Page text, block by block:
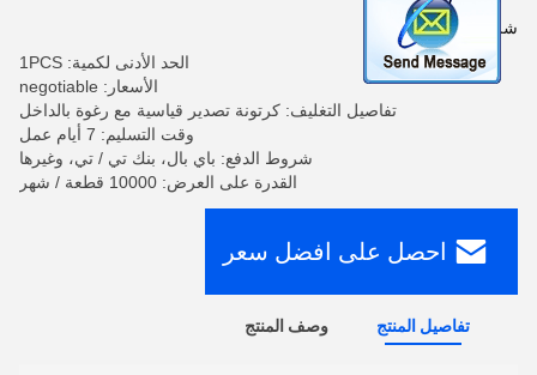
شروط الدفع والشحن
الحد الأدنى لكمية: 1PCS
الأسعار: negotiable
تفاصيل التغليف: كرتونة تصدير قياسية مع رغوة بالداخل
وقت التسليم: 7 أيام عمل
شروط الدفع: باي بال، بنك تي / تي، وغيرها
القدرة على العرض: 10000 قطعة / شهر
احصل على افضل سعر
تفاصيل المنتج وصف المنتج